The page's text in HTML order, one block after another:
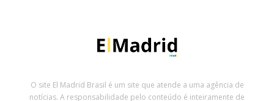
O site El Madrid Brasil é um site que atende a uma agência de
notícias. A responsabilidade pelo conteúdo é inteiramente de